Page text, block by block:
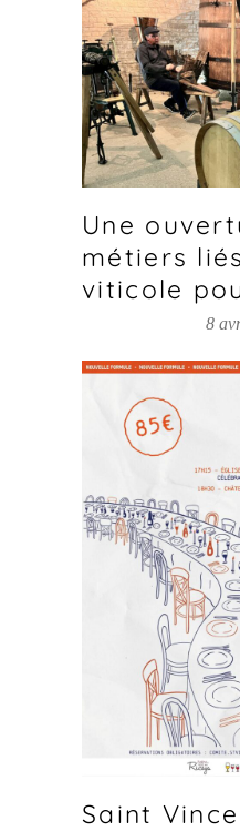
Une
métiers
viticole
8
Saint